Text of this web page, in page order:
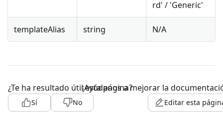
rd' / 'Generic'
templateAlias string N/A
¿Te ha resultado útil esta página?
Sí No
¡Ayúdanos a mejorar la
Editar esta